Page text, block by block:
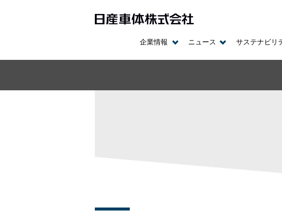
企業情報 ニュース サステナビリ